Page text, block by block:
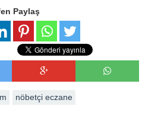
Paylaş
nöbetçi eczane